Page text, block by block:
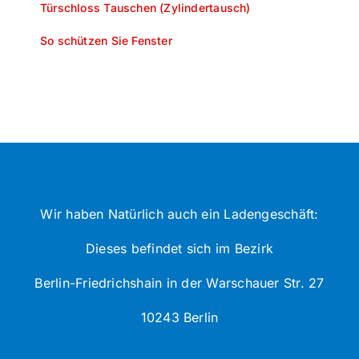
Türschloss Tauschen (Zylindertausch)
So schützen Sie Fenster
Wir haben Natürlich auch ein Ladengeschäft:
Dieses befindet sich im Bezirk
Berlin-Friedrichshain in der Warschauer Str. 27
10243 Berlin